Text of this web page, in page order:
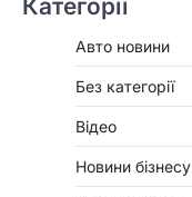
Категорії
Авто новини
Без категорії
Відео
Новини бізнесу